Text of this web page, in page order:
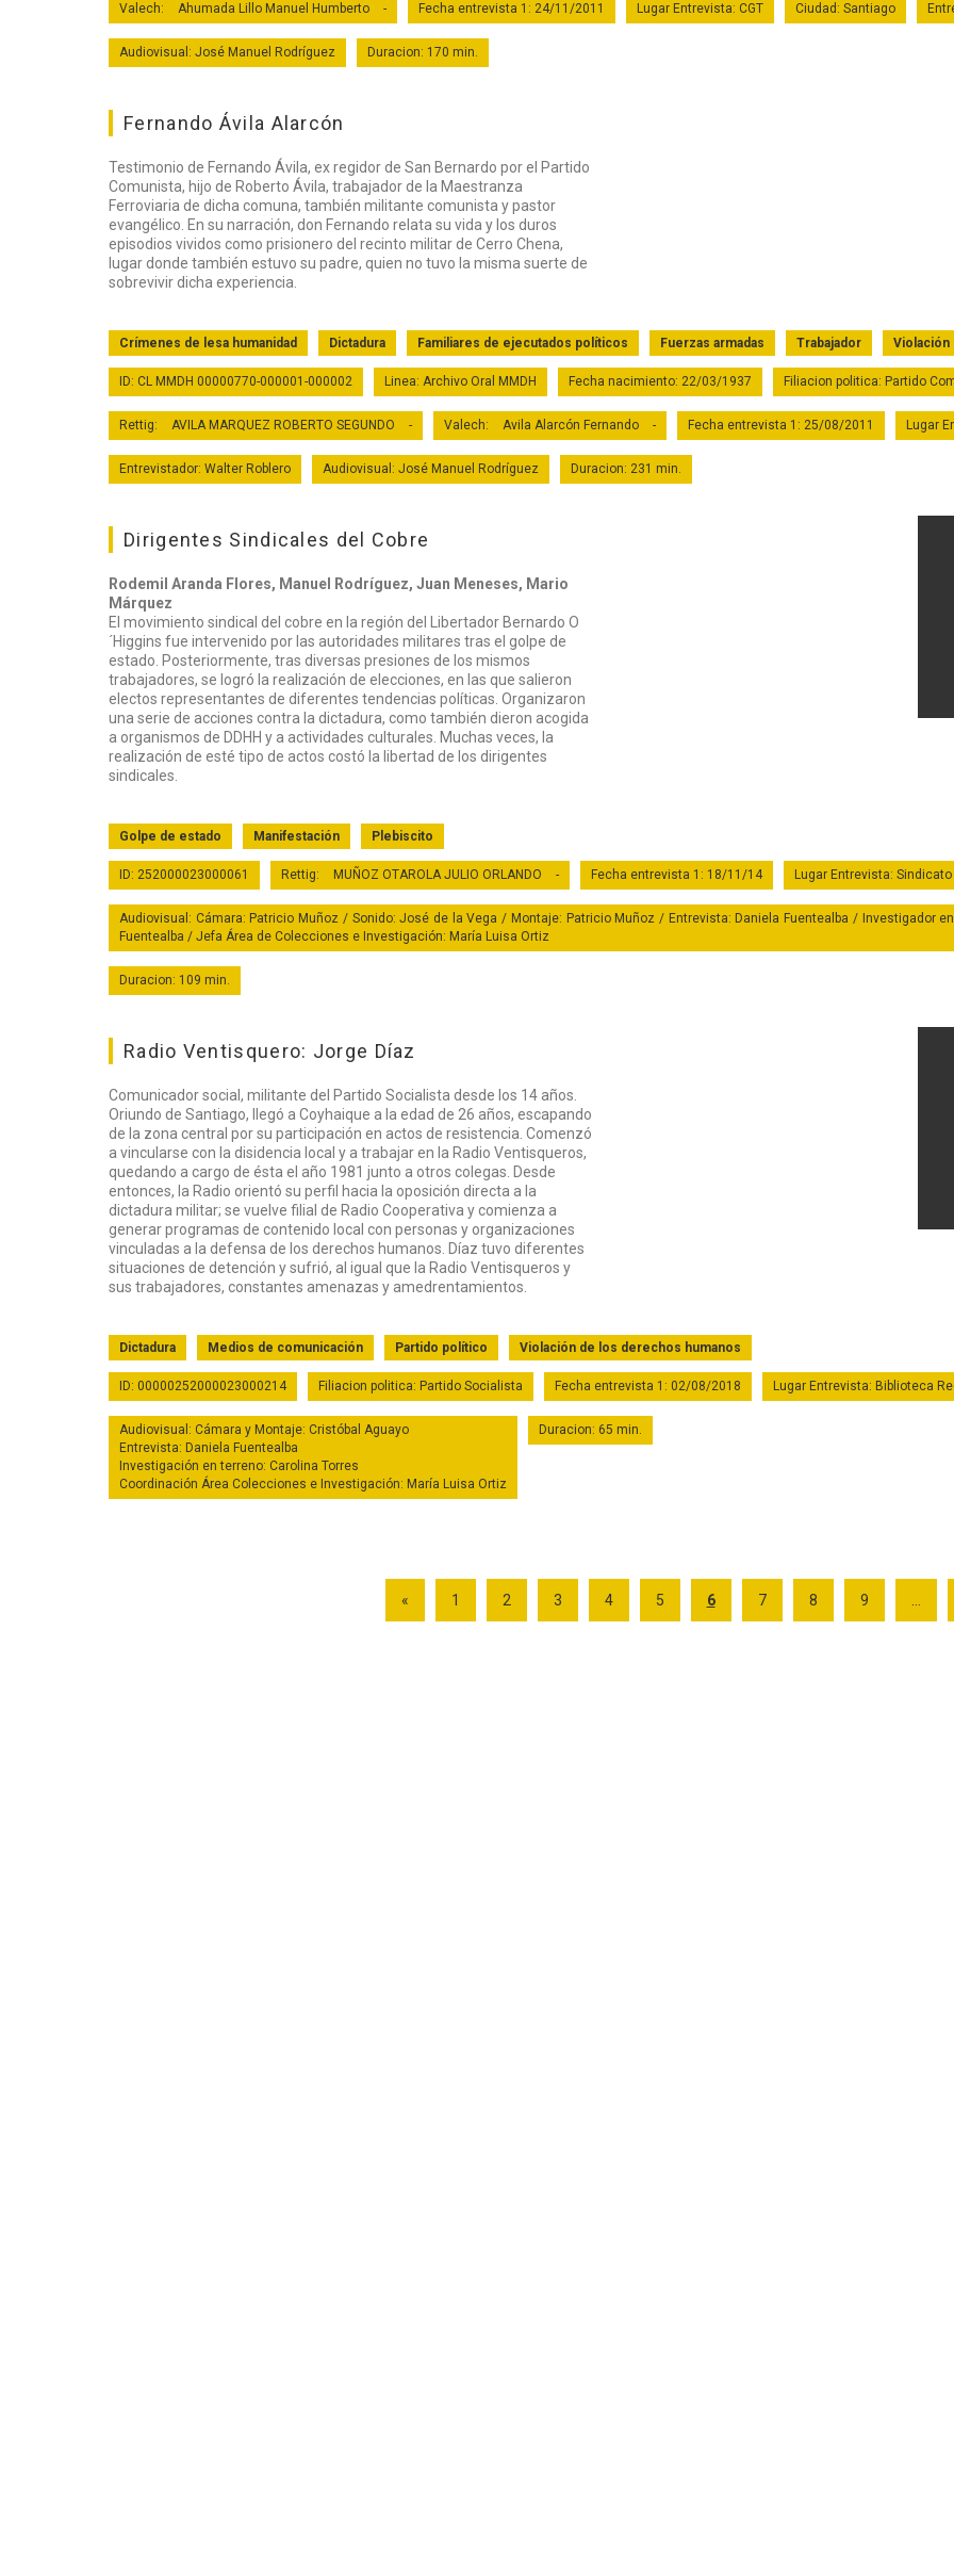
Valech: Ahumada Lillo Manuel Humberto - Fecha entrevista 1: 24/11/2011 Lugar Entrevista: CGT Ciudad: Santiago
Audiovisual: José Manuel Rodríguez Duracion: 170 min.
Fernando Ávila Alarcón
Testimonio de Fernando Ávila, ex regidor de San Bernardo por el Partido
Comunista, hijo de Roberto Ávila, trabajador de la Maestranza
Ferroviaria de dicha comuna, también militante comunista y pastor
evangélico. En su narración, don Fernando relata su vida y los duros
episodios vividos como prisionero del recinto militar de Cerro Chena,
lugar donde también estuvo su padre, quien no tuvo la misma suerte de
sobrevivir dicha experiencia.
Crímenes de lesa humanidad Dictadura Familiares de ejecutados políticos Fuerzas armadas Trabajador Violación
ID: CL MMDH 00000770-000001-000002 Linea: Archivo Oral MMDH Fecha nacimiento: 22/03/1937 Filiacion politica: Partido
Rettig: AVILA MARQUEZ ROBERTO SEGUNDO - Valech: Avila Alarcón Fernando - Fecha entrevista 1: 25/08/2011 Lugar
Entrevistador: Walter Roblero Audiovisual: José Manuel Rodríguez Duracion: 231 min.
Dirigentes Sindicales del Cobre
Rodemil Aranda Flores, Manuel Rodríguez, Juan Meneses, Mario
Márquez
El movimiento sindical del cobre en la región del Libertador Bernardo O
´Higgins fue intervenido por las autoridades militares tras el golpe de
estado. Posteriormente, tras diversas presiones de los mismos
trabajadores, se logró la realización de elecciones, en las que salieron
electos representantes de diferentes tendencias políticas. Organizaron
una serie de acciones contra la dictadura, como también dieron acogida
a organismos de DDHH y a actividades culturales. Muchas veces, la
realización de esté tipo de actos costó la libertad de los dirigentes
sindicales.
Golpe de estado Manifestación Plebiscito
ID: 252000023000061 Rettig: MUÑOZ OTAROLA JULIO ORLANDO - Fecha entrevista 1: 18/11/14 Lugar Entrevista:
Audiovisual: Cámara: Patricio Muñoz / Sonido: José de la Vega / Montaje: Patricio Muñoz / Entrevista: Daniela Fuentealba / Investigador
Fuentealba / Jefa Área de Colecciones e Investigación: María Luisa Ortiz
Duracion: 109 min.
Radio Ventisquero: Jorge Díaz
Comunicador social, militante del Partido Socialista desde los 14 años.
Oriundo de Santiago, llegó a Coyhaique a la edad de 26 años, escapando
de la zona central por su participación en actos de resistencia. Comenzó
a vincularse con la disidencia local y a trabajar en la Radio Ventisqueros,
quedando a cargo de ésta el año 1981 junto a otros colegas. Desde
entonces, la Radio orientó su perfil hacia la oposición directa a la
dictadura militar; se vuelve filial de Radio Cooperativa y comienza a
generar programas de contenido local con personas y organizaciones
vinculadas a la defensa de los derechos humanos. Díaz tuvo diferentes
situaciones de detención y sufrió, al igual que la Radio Ventisqueros y
sus trabajadores, constantes amenazas y amedrentamientos.
Dictadura Medios de comunicación Partido político Violación de los derechos humanos
ID: 00000252000023000214 Filiacion politica: Partido Socialista Fecha entrevista 1: 02/08/2018 Lugar Entrevista: Biblioteca
Audiovisual: Cámara y Montaje: Cristóbal Aguayo
Entrevista: Daniela Fuentealba
Investigación en terreno: Carolina Torres
Coordinación Área Colecciones e Investigación: María Luisa Ortiz
Duracion: 65 min.
« 1 2 3 4 5 6 7 8 9